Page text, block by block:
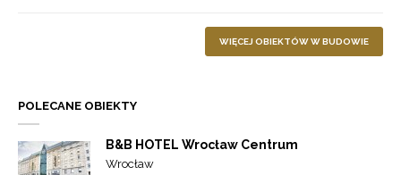
WIĘCEJ OBIEKTÓW W BUDOWIE
POLECANE OBIEKTY
B&B HOTEL Wrocław Centrum
Wrocław